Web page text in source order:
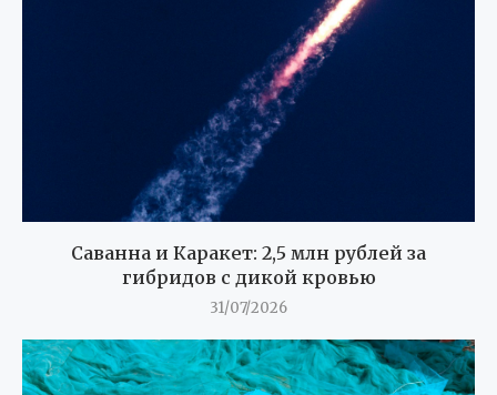
Саванна и Каракет: 2,5 млн рублей за
гибридов с дикой кровью
31/07/2026